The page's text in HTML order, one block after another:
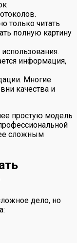
только читать
полную картину
информация,
Многие
качества и
простую модель
сложным
дело, но